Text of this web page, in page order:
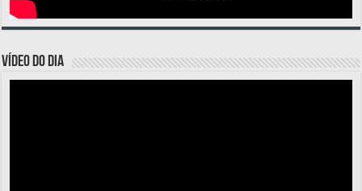
VÍDEO DO DIA